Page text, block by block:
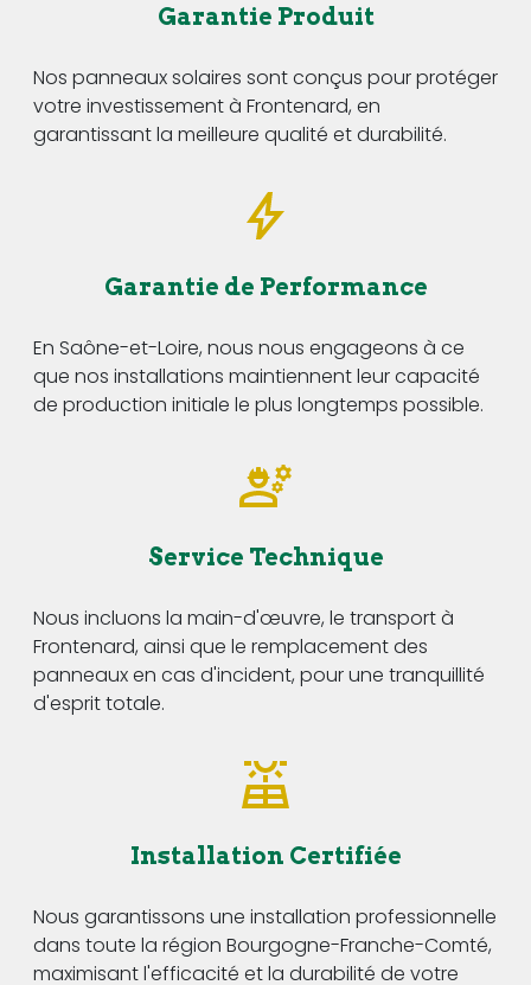
Garantie Produit
Nos panneaux solaires sont conçus pour protéger
votre investissement à Frontenard, en
garantissant la meilleure qualité et durabilité.
Garantie de Performance
En Saône-et-Loire, nous nous engageons à ce
que nos installations maintiennent leur capacité
de production initiale le plus longtemps possible.
Service Technique
Nous incluons la main-d'œuvre, le transport à
Frontenard, ainsi que le remplacement des
panneaux en cas d'incident, pour une tranquillité
d'esprit totale.
Installation Certifiée
Nous garantissons une installation professionnelle
dans toute la région Bourgogne-Franche-Comté,
maximisant l'efficacité et la durabilité de votre